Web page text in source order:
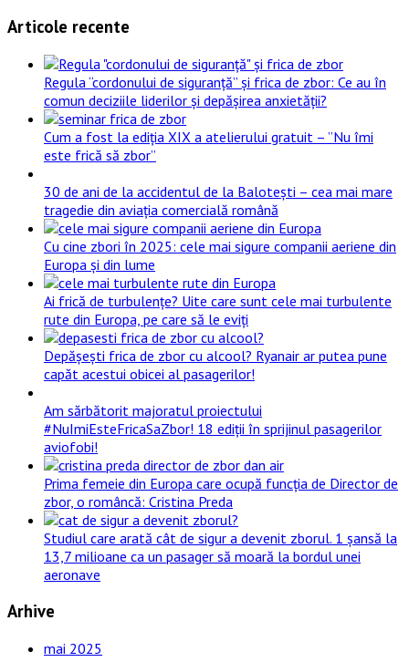
Articole recente
Regula “cordonului de siguranță” și frica de zbor: Ce au în
comun deciziile liderilor și depășirea anxietății?
Cum a fost la ediția XIX a atelierului gratuit – ”Nu îmi
este frică să zbor”
30 de ani de la accidentul de la Balotești – cea mai mare
tragedie din aviația comercială română
Cu cine zbori în 2025: cele mai sigure companii aeriene din
Europa și din lume
Ai frică de turbulențe? Uite care sunt cele mai turbulente
rute din Europa, pe care să le eviți
Depășești frica de zbor cu alcool? Ryanair ar putea pune
capăt acestui obicei al pasagerilor!
Am sărbătorit majoratul proiectului
#NuImiEsteFricaSaZbor! 18 ediții în sprijinul pasagerilor
aviofobi!
Prima femeie din Europa care ocupă funcția de Director de
zbor, o româncă: Cristina Preda
Studiul care arată cât de sigur a devenit zborul. 1 șansă la
13,7 milioane ca un pasager să moară la bordul unei
aeronave
Arhive
mai 2025